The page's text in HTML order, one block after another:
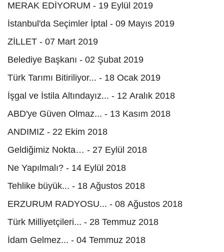
MERAK EDİYORUM - 19 Eylül 2019
İstanbul'da Seçimler İptal - 09 Mayıs 2019
ZİLLET - 07 Mart 2019
Belediye Başkanı - 02 Şubat 2019
Türk Tarımı Bitiriliyor... - 18 Ocak 2019
İşgal ve İstila Altındayız... - 12 Aralık 2018
ABD'ye Güven Olmaz... - 13 Kasım 2018
ANDIMIZ - 22 Ekim 2018
Geldiğimiz Nokta… - 27 Eylül 2018
Ne Yapılmalı? - 14 Eylül 2018
Tehlike büyük... - 18 Ağustos 2018
ERZURUM RADYOSU... - 08 Ağustos 2018
Türk Milliyetçileri... - 28 Temmuz 2018
İdam Gelmez... - 04 Temmuz 2018